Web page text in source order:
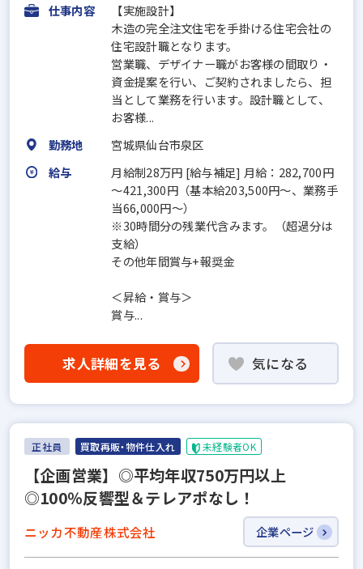
仕事内容
【実施設計】
木造の完全注文住宅を手掛ける住宅会社の
住宅設計職となります。
営業職、デザイナー職がお客様の間取り・
資金提案を行い、ご契約されましたら、担
当として業務を行います。設計職として、
お客様...
勤務地
宮城県仙台市泉区
給与
月給制28万円 [給与補足] 月給：282,700円
～421,300円（基本給203,500円～、業務手
当66,000円～）
※30時間分の残業代含みます。（超過分は
支給）
その他年間賞与+報奨金
＜昇給・賞与＞
賞与...
求人詳細を見る 気になる
正社員 買取再販・物件仕入れ 未経験者OK
【企画営業】◎平均年収750万円以上
◎100％反響型＆テレアポなし！
ニッカ不動産株式会社 企業ページ